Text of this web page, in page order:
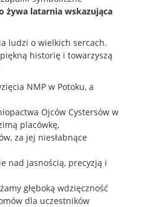
żywa latarnia wskazująca
ludzi o wielkich sercach.
historię i towarzyszą
NMP w Potoku, a
Ojców Cystersów w
placówkę,
za jej niesłabnące
nad jasnością, precyzją i
głęboką wdzięczność
dla uczestników